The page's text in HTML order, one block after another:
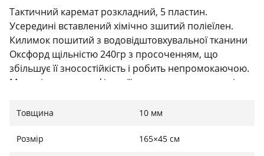
Тактичний каремат розкладний, 5 пластин.
Усередині вставлений хімічно зшитий поліеїлен.
Килимок пошитий з водовідштовхувальної тканини
Оксфорд щільністю 240гр з просоченням, що
збільшує її зносостійкість і робить непромокаючою.
Має кріплення для фіксації на тактичному ремені.
Товщина 10 мм
Розмір 165×45 см